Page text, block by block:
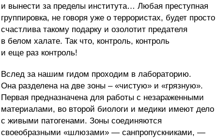
и вынести за пределы института… Любая преступная
группировка, не говоря уже о террористах, будет просто
счастлива такому подарку и озолотит предателя
в белом халате. Так что, контроль, контроль
и еще раз контроль!
Вслед за нашим гидом проходим в лабораторию.
Она разделена на две зоны – «чистую» и «грязную».
Первая предназначена для работы с незараженными
материалами, во второй биологи и медики имеют дело
с живыми патогенами. Зоны соединяются
своеобразными «шлюзами» — санпропускниками, —